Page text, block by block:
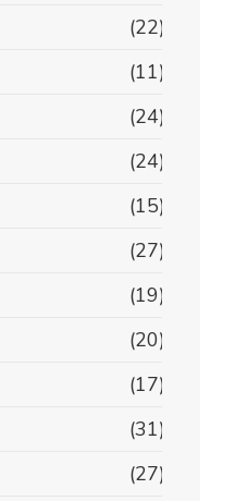
(22)
(11)
(24)
(24)
(15)
(27)
(19)
(20)
(17)
(31)
(27)